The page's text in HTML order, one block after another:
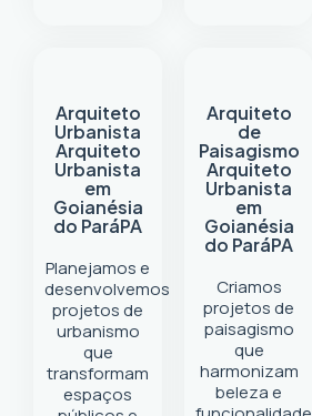
Arquiteto
Urbanista
Arquiteto
Urbanista
em
Goianésia
do ParáPA
Planejamos e
desenvolvemos
projetos de
urbanismo
que
transformam
espaços
Arquiteto
de
Paisagismo
Arquiteto
Urbanista
em
Goianésia
do ParáPA
Criamos
projetos de
paisagismo
que
harmonizam
beleza e